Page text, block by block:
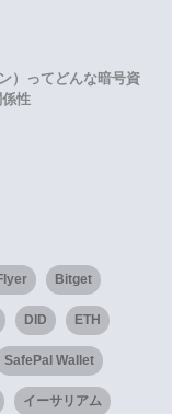
）ってどんな暗号資
性
Bitget
DID ETH
SafePal Wallet
イーサリアム